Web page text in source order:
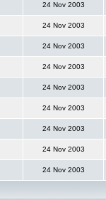
24 Nov 2003
24 Nov 2003
24 Nov 2003
24 Nov 2003
24 Nov 2003
24 Nov 2003
24 Nov 2003
24 Nov 2003
24 Nov 2003